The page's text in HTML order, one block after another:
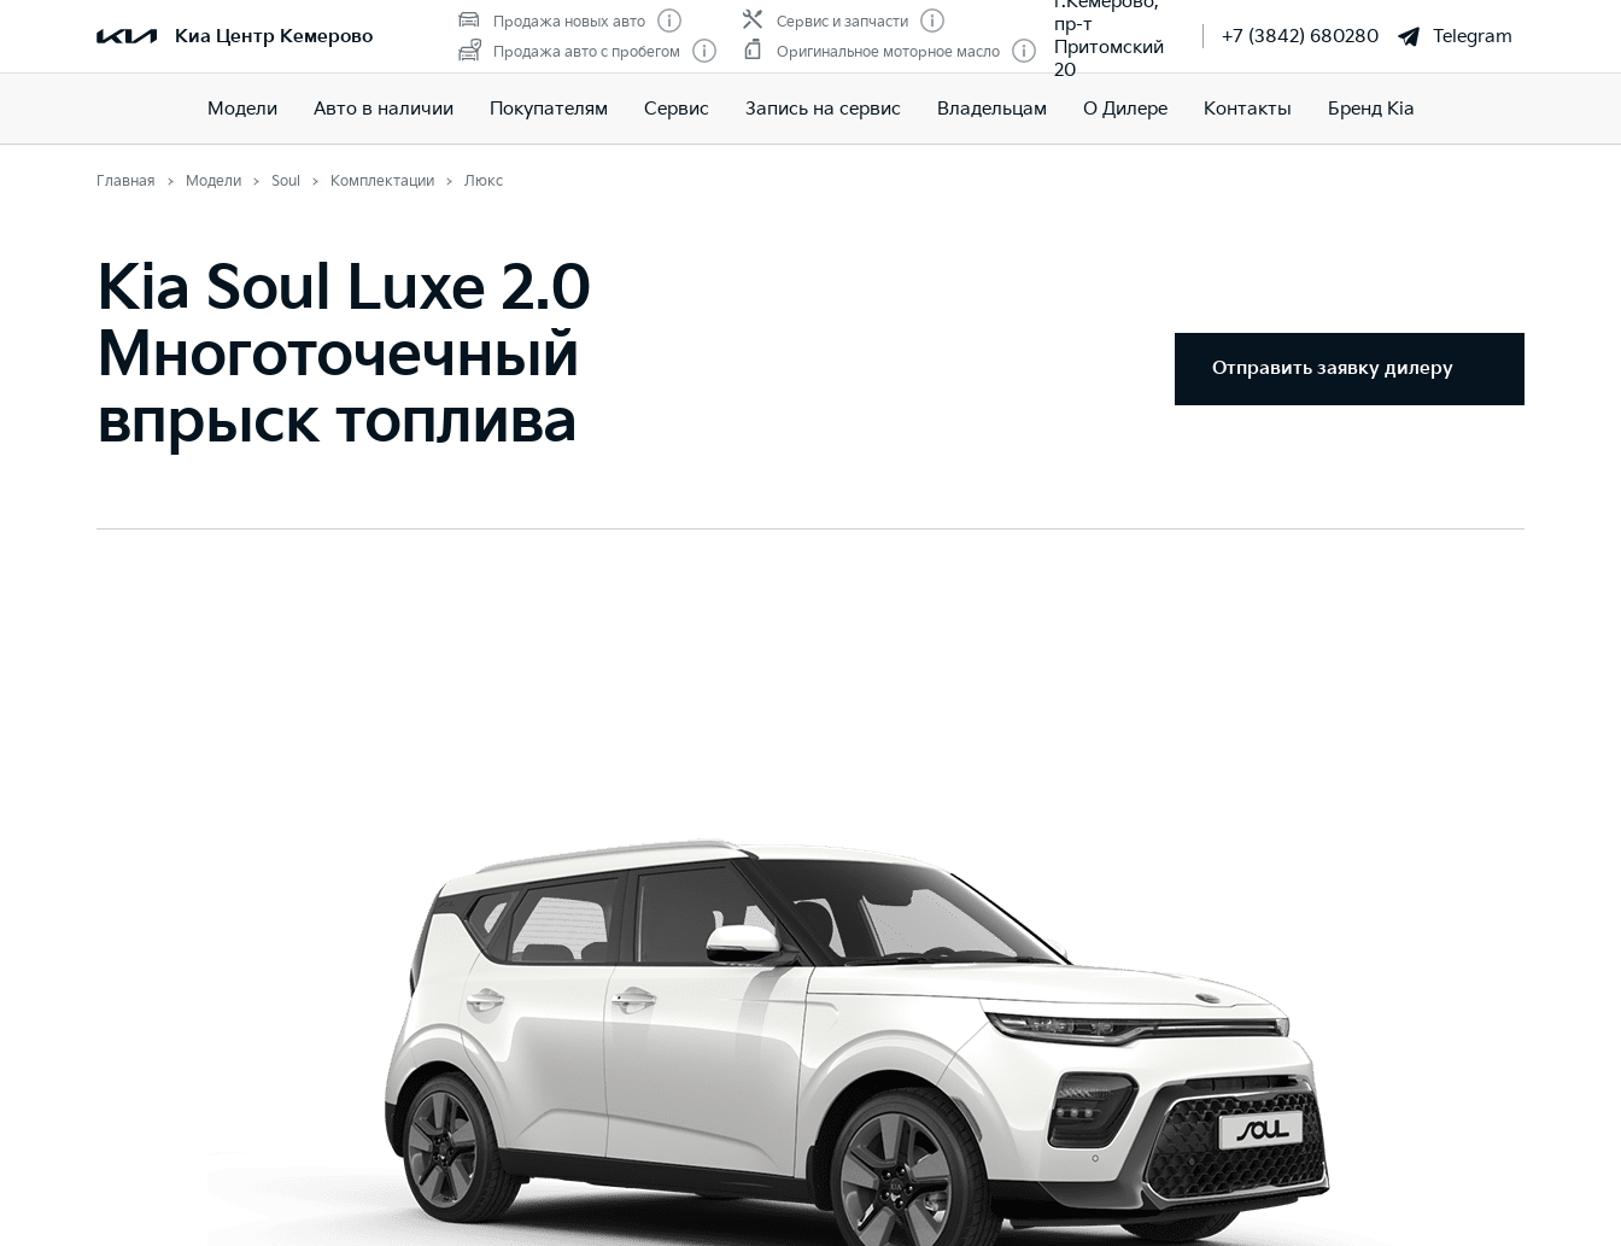
Киа Центр Кемерово
Продажа новых авто
Продажа авто с пробегом
Сервис и запчасти
Оригинальное моторное масло
пр-т
Притомский
20
+7 (3842) 680280 Telegram
Модели Авто в наличии Покупателям Сервис Запись на сервис Владельцам О Дилере Контакты Бренд Kia
Главная Модели Soul Комплектации Люкс
Kia Soul Luxe 2.0
Многоточечный
впрыск топлива
Отправить заявку дилеру